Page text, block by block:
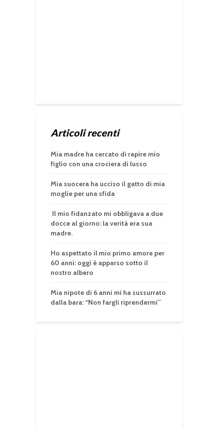
Articoli recenti
Mia madre ha cercato di rapire mio
figlio con una crociera di lusso
Mia suocera ha ucciso il gatto di mia
moglie per una sfida
Il mio fidanzato mi obbligava a due
docce al giorno: la verità era sua
madre.
Ho aspettato il mio primo amore per
60 anni: oggi è apparso sotto il
nostro albero
Mia nipote di 6 anni mi ha sussurrato
dalla bara: “Non fargli riprendermi”